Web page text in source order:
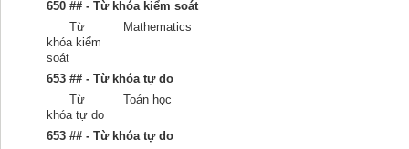
650 ## - Từ khóa kiểm soát
Từ
khóa kiểm
soát
Mathematics
653 ## - Từ khóa tự do
Từ
khóa tự do
Toán học
653 ## - Từ khóa tự do